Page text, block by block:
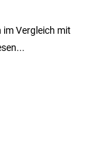
im Vergleich mit